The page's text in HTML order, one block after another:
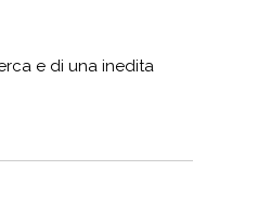
e di una inedita